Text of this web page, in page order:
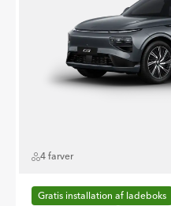
4 farver
Gratis installation af ladeboks